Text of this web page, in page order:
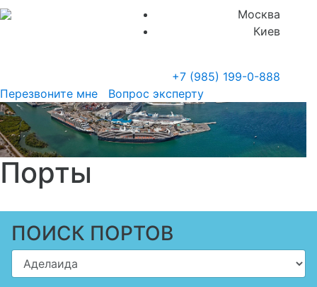
Москва
Киев
+7 (985) 199-0-888
Перезвоните мне
Вопрос эксперту
Порты
ПОИСК ПОРТОВ